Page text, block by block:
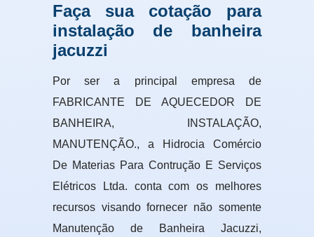
Faça sua cotação para
instalação de banheira
jacuzzi
Por ser a principal empresa de
FABRICANTE DE AQUECEDOR DE
BANHEIRA, INSTALAÇÃO,
MANUTENÇÃO., a Hidrocia Comércio
De Materias Para Contrução E Serviços
Elétricos Ltda. conta com os melhores
recursos visando fornecer não somente
Manutenção de Banheira Jacuzzi,